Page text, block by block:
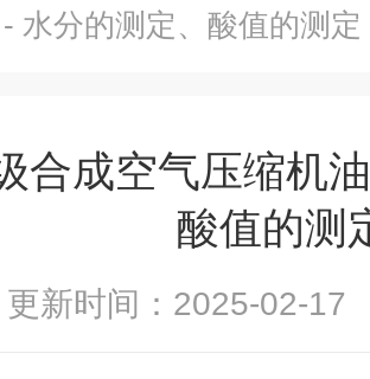
水分的测定、酸值的测定
合成空气压缩机
酸值的测
更新时间：2025-02-